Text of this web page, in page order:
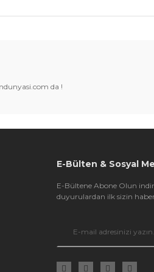
tarafımıza iletebilirsiniz.
da !
E-Bülten & Sosyal
E-Bültene Abone Olun
duyurulardan ilk sizin